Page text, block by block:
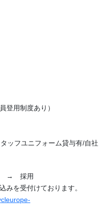
登用制度あり）
ッフユニフォーム貸与有/自社
→ 採用
みを受付けております。